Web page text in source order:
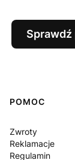
Sprawdź
Linki w
POMOC
Zwroty
Reklamacje
Regulamin